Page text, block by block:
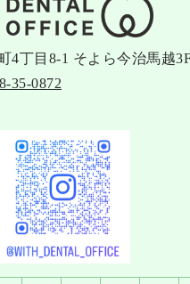
4丁目8-1 そよら今治馬越
35-0872